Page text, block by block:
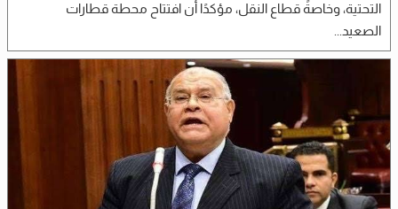
التحتية، وخاصةً قطاع النقل، مؤكدًا أن افتتاح محطة قطارات
الصعيد...